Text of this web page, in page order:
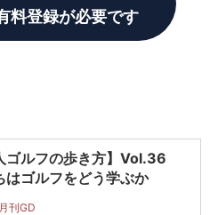
料登録が必要です
ゴルフの歩き方】Vol.36
はゴルフをどう学ぶか
刊GD